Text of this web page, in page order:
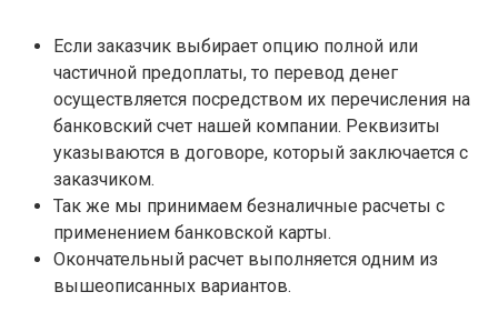
Если заказчик выбирает опцию полной или
частичной предоплаты, то перевод денег
осуществляется посредством их перечисления на
банковский счет нашей компании. Реквизиты
указываются в договоре, который заключается с
заказчиком.
Так же мы принимаем безналичные расчеты с
применением банковской карты.
Окончательный расчет выполняется одним из
вышеописанных вариантов.